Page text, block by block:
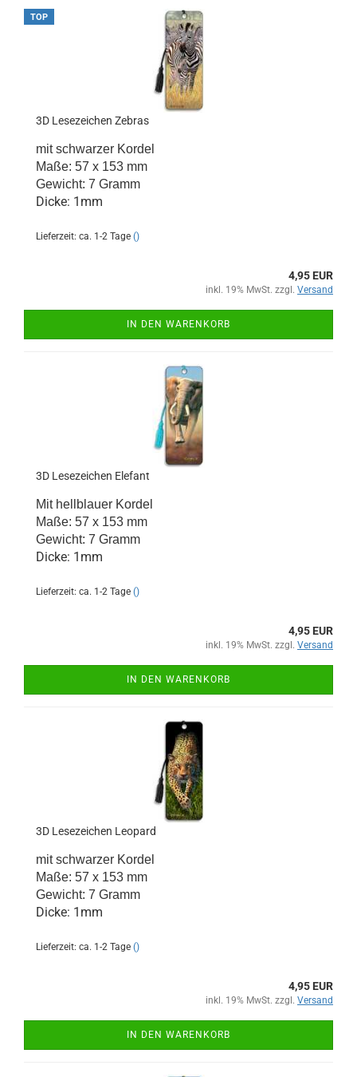
TOP
3D Lesezeichen Zebras
mit schwarzer Kordel
Maße: 57 x 153 mm
Gewicht: 7 Gramm
Dicke: 1mm
Lieferzeit: ca. 1-2 Tage ()
4,95 EUR
inkl. 19% MwSt. zzgl. Versand
IN DEN WARENKORB
3D Lesezeichen Elefant
Mit hellblauer Kordel
Maße: 57 x 153 mm
Gewicht: 7 Gramm
Dicke: 1mm
Lieferzeit: ca. 1-2 Tage ()
4,95 EUR
inkl. 19% MwSt. zzgl. Versand
IN DEN WARENKORB
3D Lesezeichen Leopard
mit schwarzer Kordel
Maße: 57 x 153 mm
Gewicht: 7 Gramm
Dicke: 1mm
Lieferzeit: ca. 1-2 Tage ()
4,95 EUR
inkl. 19% MwSt. zzgl. Versand
IN DEN WARENKORB